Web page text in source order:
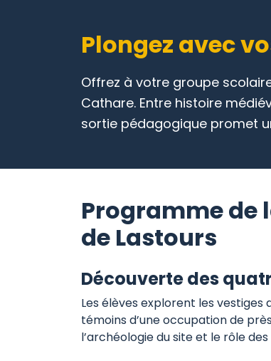
Plongez avec
Offrez à votre groupe
Cathare. Entre histoire
sortie pédagogique promet
Programme de
de Lastours
Découverte des
Les élèves explorent les vestiges
témoins d’une occupation de
l’archéologie du site et le rôle